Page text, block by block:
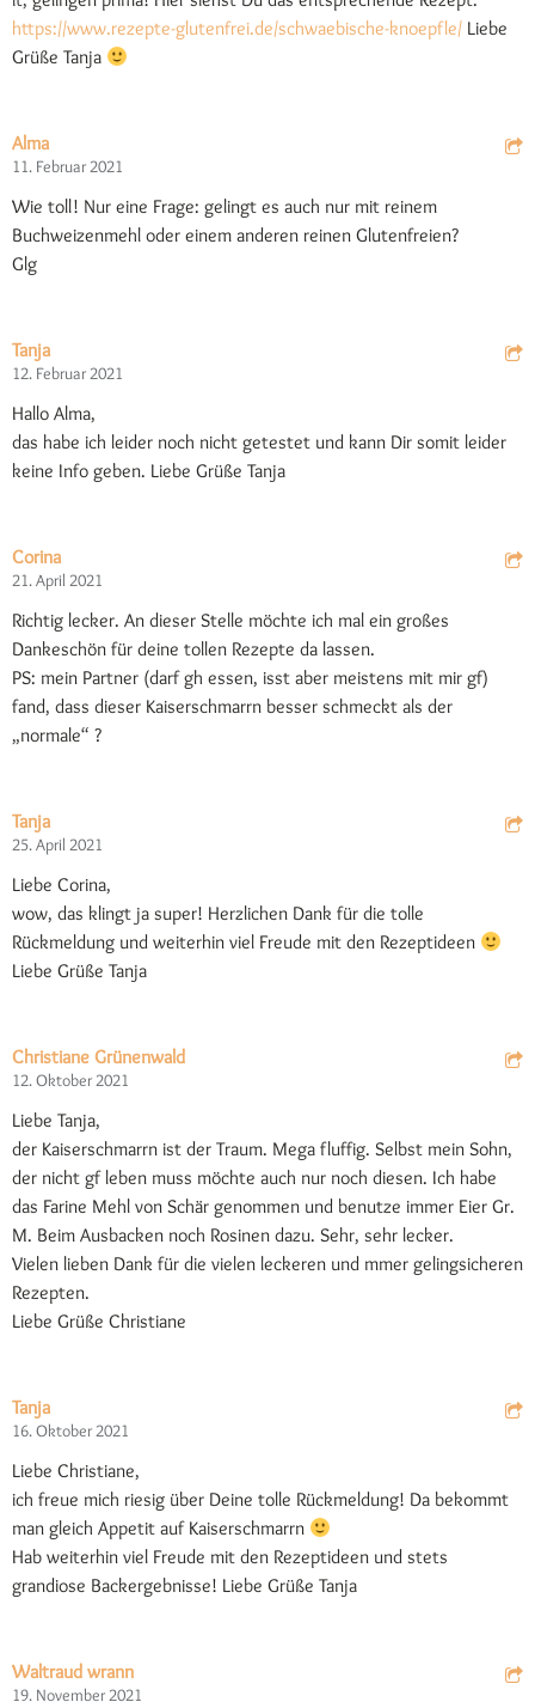
https://www.rezepte-glutenfrei.de/schwaebische-knoepfle/ Liebe
Grüße Tanja
Alma
11. Februar 2021
Wie toll! Nur eine Frage: gelingt es auch nur mit reinem
Buchweizenmehl oder einem anderen reinen Glutenfreien?
Glg
Tanja
12. Februar 2021
Hallo Alma,
das habe ich leider noch nicht getestet und kann Dir somit leider
keine Info geben. Liebe Grüße Tanja
Corina
21. April 2021
Richtig lecker. An dieser Stelle möchte ich mal ein großes
Dankeschön für deine tollen Rezepte da lassen.
PS: mein Partner (darf gh essen, isst aber meistens mit mir gf)
fand, dass dieser Kaiserschmarrn besser schmeckt als der
„normale“ ?
Tanja
25. April 2021
Liebe Corina,
wow, das klingt ja super! Herzlichen Dank für die tolle
Rückmeldung und weiterhin viel Freude mit den Rezeptideen
Liebe Grüße Tanja
Christiane Grünenwald
12. Oktober 2021
Liebe Tanja,
der Kaiserschmarrn ist der Traum. Mega fluffig. Selbst mein Sohn,
der nicht gf leben muss möchte auch nur noch diesen. Ich habe
das Farine Mehl von Schär genommen und benutze immer Eier Gr.
M. Beim Ausbacken noch Rosinen dazu. Sehr, sehr lecker.
Vielen lieben Dank für die vielen leckeren und mmer gelingsicheren
Rezepten.
Liebe Grüße Christiane
Tanja
16. Oktober 2021
Liebe Christiane,
ich freue mich riesig über Deine tolle Rückmeldung! Da bekommt
man gleich Appetit auf Kaiserschmarrn
Hab weiterhin viel Freude mit den Rezeptideen und stets
grandiose Backergebnisse! Liebe Grüße Tanja
Waltraud wrann
19. November 2021